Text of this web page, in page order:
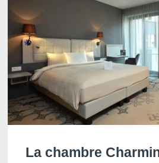
La chambre